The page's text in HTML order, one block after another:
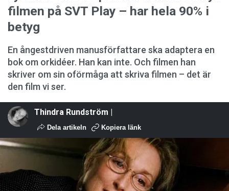
filmen på SVT Play – har hela 90% i
betyg
En ångestdriven manusförfattare ska adaptera en
bok om orkidéer. Han kan inte. Och filmen han
skriver om sin oförmåga att skriva filmen – det är
den film vi ser.
Thindra Rundström |
Dela artikeln Kopiera länk